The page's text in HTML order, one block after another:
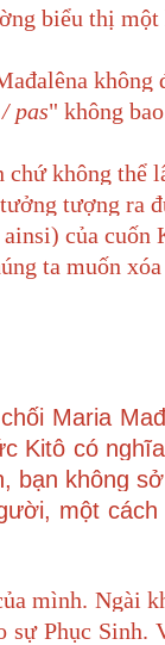
biểu thị một
pas" không
chứ không
tượng ra
ainsi) của
ta muốn
Maria
Kitô có
bạn không
một
mình. Ngài
sự Phục